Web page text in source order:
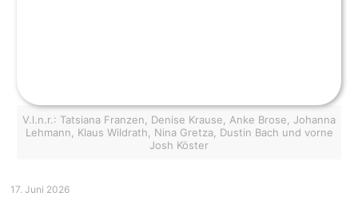
V.l.n.r.: Tatsiana Franzen, Denise Krause, Anke Brose, Johanna
Lehmann, Klaus Wildrath, Nina Gretza, Dustin Bach und vorne
Josh Köster
17. Juni 2026